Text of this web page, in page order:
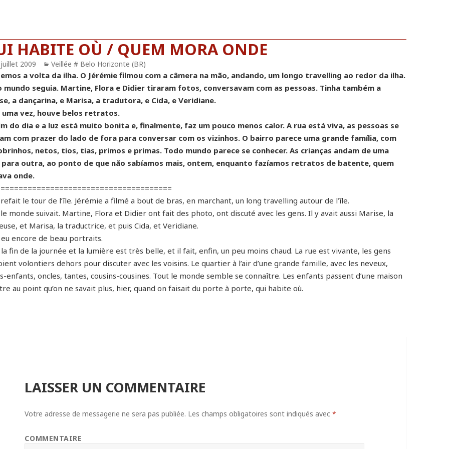
HABITE OÙ / QUEM MORA ONDE
2009 Catégories
Veillée # Belo Horizonte (BR)
a volta da ilha. O Jérémie filmou com a câmera na mão, andando, um longo travelling ao redor da ilha.
mundo seguia. Martine, Flora e Didier tiraram fotos, conversavam com as pessoas. Tinha também a
a dançarina, e Marisa, a tradutora, e Cida, e Veridiane.
uma vez, houve belos retratos.
do dia e a luz está muito bonita e, finalmente, faz um pouco menos calor. A rua está viva, as pessoas se
com prazer do lado de fora para conversar com os vizinhos. O bairro parece uma grande família, com
netos, tios, tias, primos e primas. Todo mundo parece se conhecer. As crianças andam de uma
para outra, ao ponto de que não sabíamos mais, ontem, enquanto fazíamos retratos de batente, quem
onde.
le tour de l’île. Jérémie a filmé a bout de bras, en marchant, un long travelling autour de l’île.
monde suivait. Martine, Flora et Didier ont fait des photo, ont discuté avec les gens. Il y avait aussi Marise, la
et Marisa, la traductrice, et puis Cida, et Veridiane.
encore de beau portraits.
la fin de la journée et la lumière est très belle, et il fait, enfin, un peu moins chaud. La rue est vivante, les gens
volontiers dehors pour discuter avec les voisins. Le quartier à l’air d’une grande famille, avec les neveux,
enfants, oncles, tantes, cousins-cousines. Tout le monde semble se connaître. Les enfants passent d’une maison
au point qu’on ne savait plus, hier, quand on faisait du porte à porte, qui habite où.
LAISSER UN COMMENTAIRE
Votre adresse de messagerie ne sera pas publiée. Les champs obligatoires sont indiqués avec*
COMMENTAIRE